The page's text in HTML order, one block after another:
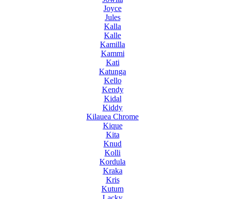
Joyce
Jules
Kalla
Kalle
Kamilla
Kammi
Kati
Katunga
Kello
Kendy
Kidal
Kiddy
Kilauea Chrome
Kique
Kita
Knud
Kolli
Kordula
Kraka
Kris
Kutum